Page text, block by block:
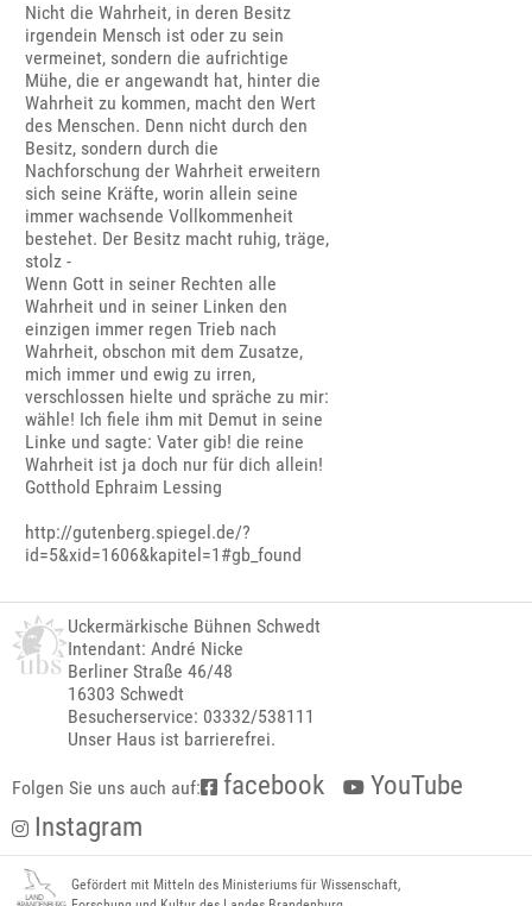
Nicht die Wahrheit, in deren Besitz
irgendein Mensch ist oder zu sein
vermeinet, sondern die aufrichtige
Mühe, die er angewandt hat, hinter die
Wahrheit zu kommen, macht den Wert
des Menschen. Denn nicht durch den
Besitz, sondern durch die
Nachforschung der Wahrheit erweitern
sich seine Kräfte, worin allein seine
immer wachsende Vollkommenheit
bestehet. Der Besitz macht ruhig, träge,
stolz -
Wenn Gott in seiner Rechten alle
Wahrheit und in seiner Linken den
einzigen immer regen Trieb nach
Wahrheit, obschon mit dem Zusatze,
mich immer und ewig zu irren,
verschlossen hielte und spräche zu mir:
wähle! Ich fiele ihm mit Demut in seine
Linke und sagte: Vater gib! die reine
Wahrheit ist ja doch nur für dich allein!
Gotthold Ephraim Lessing
http://gutenberg.spiegel.de/?
id=5&xid=1606&kapitel=1#gb_found
Uckermärkische Bühnen Schwedt
Intendant: André Nicke
Berliner Straße 46/48
16303 Schwedt
Besucherservice: 03332/538111
Unser Haus ist barrierefrei.
Folgen Sie uns auch auf: facebook
YouTube
Instagram
Gefördert mit Mitteln des Ministeriums für Wissenschaft,